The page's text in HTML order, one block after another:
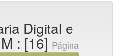
Digital e
: [16] Página